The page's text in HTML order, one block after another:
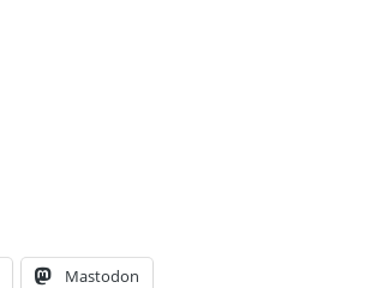
Mastodon